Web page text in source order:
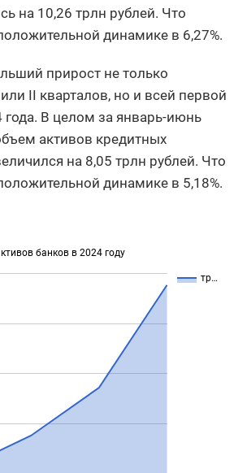
на 10,26 трлн рублей. Что
динамике в 6,27%.
прирост не только
II кварталов, но и всей первой
В целом за январь-июнь
активов кредитных
на 8,05 трлн рублей. Что
динамике в 5,18%.
банков в 2024 году
тр…